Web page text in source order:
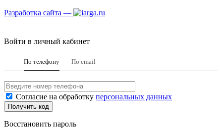
Разработка сайта —
Войти в личный кабинет
По телефону По email
Согласие на обработку персональных данных
Восстановить пароль